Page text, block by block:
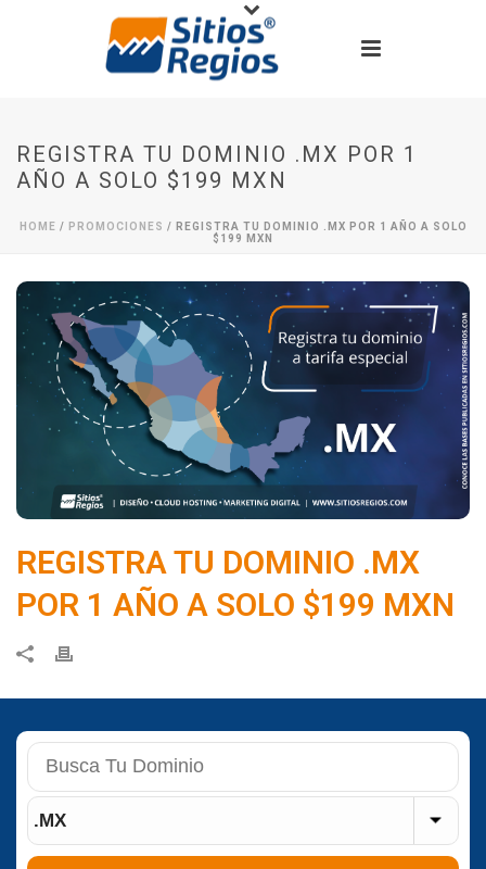
REGISTRA TU DOMINIO .MX POR 1
AÑO A SOLO $199 MXN
HOME / PROMOCIONES / REGISTRA TU DOMINIO .MX POR 1 AÑO A SOLO
$199 MXN
REGISTRA TU DOMINIO .MX
POR 1 AÑO A SOLO $199 MXN